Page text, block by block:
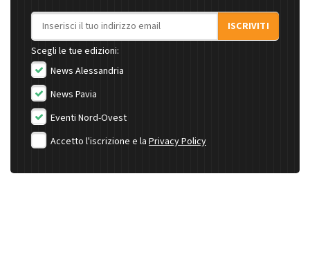
Indirizzo email
ISCRIVITI
Scegli le tue edizioni:
News Alessandria
News Pavia
Eventi Nord-Ovest
Accetto l'iscrizione e la Privacy Policy